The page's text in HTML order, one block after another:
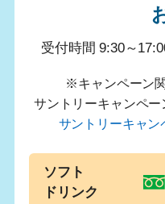
受付時間 9:30～
※キャンペーン
サントリーキャンペー
サントリーキャン
ソフト
ドリンク